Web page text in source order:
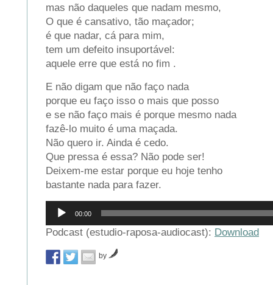
mas não daqueles que nadam mesmo,
O que é cansativo, tão maçador;
é que nadar, cá para mim,
tem um defeito insuportável:
aquele erre que está no fim .
E não digam que não faço nada
porque eu faço isso o mais que posso
e se não faço mais é porque mesmo nada
fazê-lo muito é uma maçada.
Não quero ir. Ainda é cedo.
Que pressa é essa? Não pode ser!
Deixem-me estar porque eu hoje tenho
bastante nada para fazer.
Reprodutor
áudio
00:00
Podcast (estudio-raposa-audiocast): Download
by